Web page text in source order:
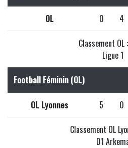
OL 0 4
Classement OL
Ligue 1
Football Féminin (OL)
OL Lyonnes 5 0
Classement OL
D1